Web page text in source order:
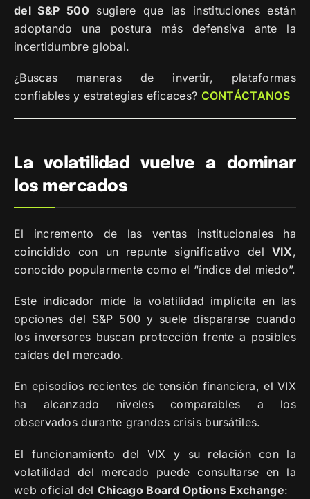
del S&P 500 sugiere que las instituciones están
adoptando una postura más defensiva ante la
incertidumbre global.
¿Buscas maneras de invertir, plataformas
confiables y estrategias eficaces? CONTÁCTANOS
La volatilidad vuelve a dominar
los mercados
El incremento de las ventas institucionales ha
coincidido con un repunte significativo del VIX,
conocido popularmente como el “índice del miedo”.
Este indicador mide la volatilidad implícita en las
opciones del S&P 500 y suele dispararse cuando
los inversores buscan protección frente a posibles
caídas del mercado.
En episodios recientes de tensión financiera, el VIX
ha alcanzado niveles comparables a los
observados durante grandes crisis bursátiles.
El funcionamiento del VIX y su relación con la
volatilidad del mercado puede consultarse en la
web oficial del Chicago Board Options Exchange: